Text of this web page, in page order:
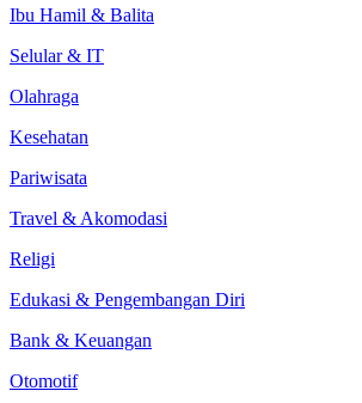
Ibu Hamil & Balita
Selular & IT
Olahraga
Kesehatan
Pariwisata
Travel & Akomodasi
Religi
Edukasi & Pengembangan Diri
Bank & Keuangan
Otomotif